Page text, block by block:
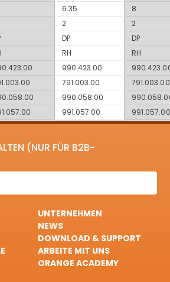
6.35
2
DP
RH
990.423.00
791.003.00
990.058.00
991.057.00
8
2
DP
RH
791.003.00
991.057.00
(NUR FÜR B2B-
UNTERNEHMEN
NEWS
DOWNLOAD & SUPPORT
ARBEITE MIT UNS
ORANGE ACADEMY